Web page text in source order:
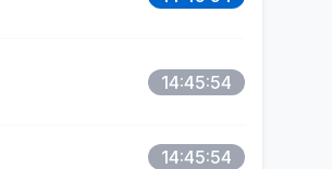
14:45:54
14:45:54